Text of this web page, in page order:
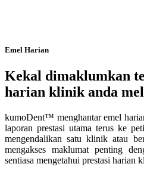
Emel Harian
Kekal dimaklumkan
harian klinik anda
kumoDent™ menghantar emel
laporan prestasi utama terus ke
mengendalikan satu klinik atau
mengakses maklumat penting
sentiasa mengetahui prestasi harian